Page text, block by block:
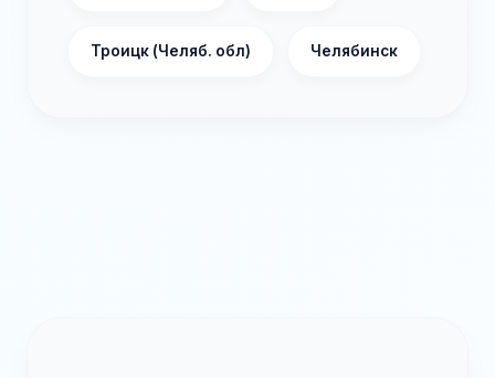
Троицк (Челяб. обл) Челябинск